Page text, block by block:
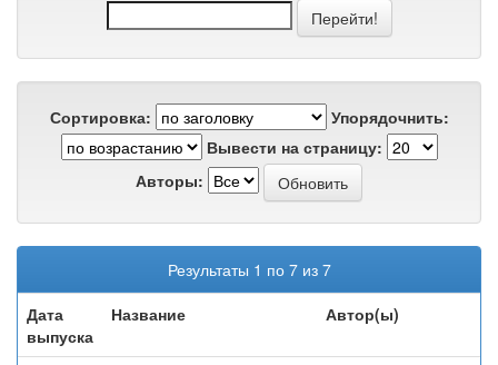
Сортировка:
Упорядочнить:
Вывести на страницу:
Авторы:
Результаты 1 по 7 из 7
Дата
выпуска
Название Автор(ы)